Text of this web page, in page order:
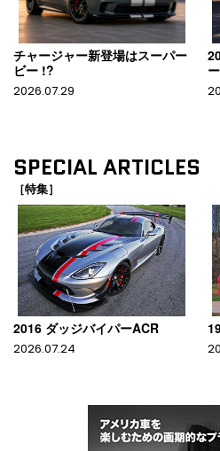
チャージャー新登場はスーパー
ビー !?
2026.07.29
SPECIAL ARTICLES
［特集］
2016 ダッジバイパーACR
2026.07.24